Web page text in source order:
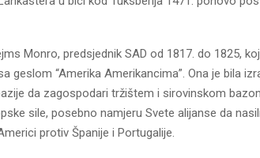
Monro, predsjednik SAD od 1817. do 1825,
geslom “Amerika Amerikancima”. Ona je bila
da zagospodari tržištem i sirovinskom
sile, posebno namjeru Svete alijanse da
protiv Španije i Portugalije.